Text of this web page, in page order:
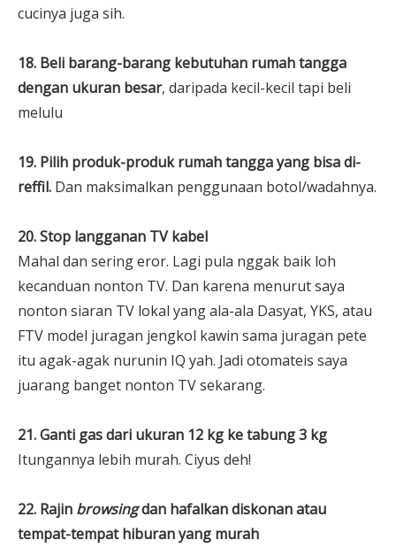
cucinya juga sih.
18. Beli barang-barang kebutuhan rumah tangga
dengan ukuran besar, daripada kecil-kecil tapi beli
melulu
19. Pilih produk-produk rumah tangga yang bisa di-
reffil. Dan maksimalkan penggunaan botol/wadahnya.
20. Stop langganan TV kabel
Mahal dan sering eror. Lagi pula nggak baik loh
kecanduan nonton TV. Dan karena menurut saya
nonton siaran TV lokal yang ala-ala Dasyat, YKS, atau
FTV model juragan jengkol kawin sama juragan pete
itu agak-agak nurunin IQ yah. Jadi otomateis saya
juarang banget nonton TV sekarang.
21. Ganti gas dari ukuran 12 kg ke tabung 3 kg
Itungannya lebih murah. Ciyus deh!
22. Rajin browsingdan hafalkan diskonan atau
tempat-tempat hiburan yang murah